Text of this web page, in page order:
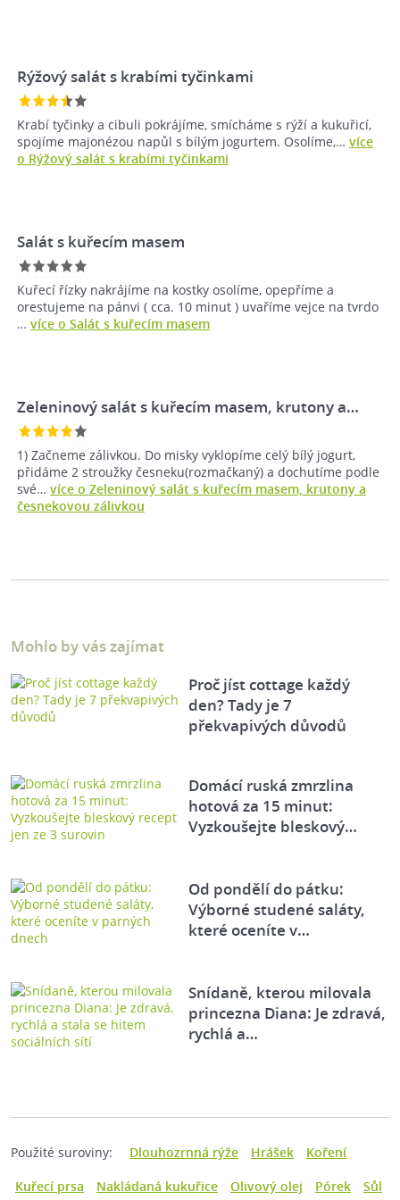
Rýžový salát s krabími tyčinkami
Krabí tyčinky a cibuli pokrájíme, smícháme s rýží a kukuřicí,
spojíme majonézou napůl s bílým jogurtem. Osolíme,… více
o Rýžový salát s krabími tyčinkami
Salát s kuřecím masem
Kuřecí řízky nakrájíme na kostky osolíme, opepříme a
orestujeme na pánvi ( cca. 10 minut ) uvaříme vejce na tvrdo
… více o Salát s kuřecím masem
Zeleninový salát s kuřecím masem, krutony a…
1) Začneme zálivkou. Do misky vyklopíme celý bílý jogurt,
přidáme 2 stroužky česneku(rozmačkaný) a dochutíme podle
své… více o Zeleninový salát s kuřecím masem, krutony a
česnekovou zálivkou
Mohlo by vás zajímat
Proč jíst cottage každý
den? Tady je 7
překvapivých důvodů
Domácí ruská zmrzlina
hotová za 15 minut:
Vyzkoušejte bleskový…
Od pondělí do pátku:
Výborné studené saláty,
které oceníte v…
Snídaně, kterou milovala
princezna Diana: Je zdravá,
rychlá a…
Použité suroviny: Dlouhozrnná rýže Hrášek
Koření
Kuřecí prsa
Nakládaná kukuřice Olivový olej Pórek
Sůl